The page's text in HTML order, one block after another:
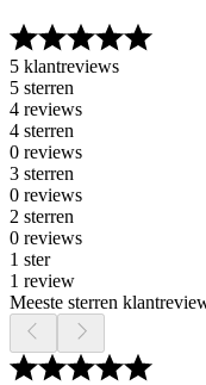
5 klantreviews
5 sterren
4 reviews
4 sterren
0 reviews
3 sterren
0 reviews
2 sterren
0 reviews
1 ster
1 review
Meeste sterren